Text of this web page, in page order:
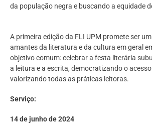
da população negra e buscando a equidade
A primeira edição da FLI UPM promete ser
amantes da literatura e da cultura em geral
objetivo comum: celebrar a festa literária
a leitura e a escrita, democratizando o
valorizando todas as práticas leitoras.
Serviço:
14 de junho de 2024